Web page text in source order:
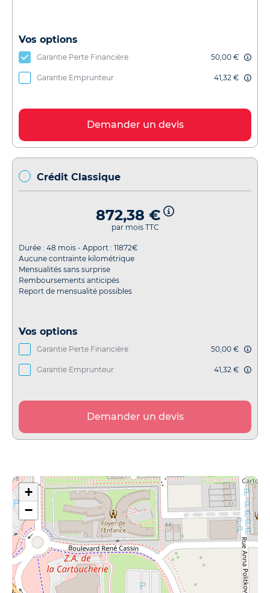
Vos options
Garantie Perte Financière 50,00 €
Garantie Emprunteur 41,32 €
Demander un devis
Crédit Classique
872,38 €
par mois TTC
Durée : 48 mois - Apport : 11872€
Aucune contrainte kilométrique
Mensualités sans surprise
Remboursements anticipés
Report de mensualité possibles
Vos options
Garantie Perte Financière 50,00 €
Garantie Emprunteur 41,32 €
Demander un devis
+
−